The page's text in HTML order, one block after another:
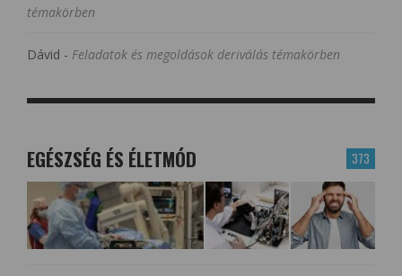
témakörben
Dávid - Feladatok és megoldások deriválás témakörben
373
EGÉSZSÉG ÉS ÉLETMÓD